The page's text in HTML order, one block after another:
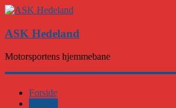
ASK Hedeland
Motorsportens hjemmebane
Forside